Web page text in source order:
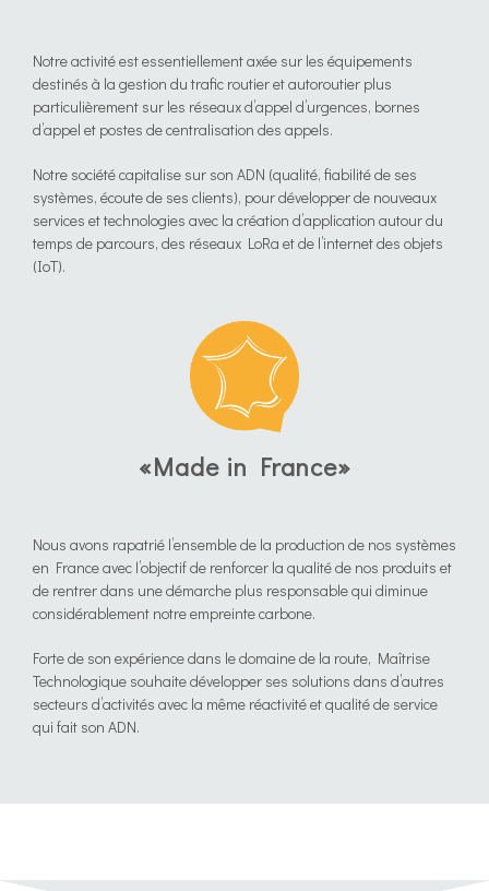
Notre activité est essentiellement axée sur les équipements
destinés à la gestion du trafic routier et autoroutier plus
particulièrement sur les réseaux d’appel d’urgences, bornes
d’appel et postes de centralisation des appels.
Notre société capitalise sur son ADN (qualité, fiabilité de ses
systèmes, écoute de ses clients), pour développer de nouveaux
services et technologies avec la création d’application autour du
temps de parcours, des réseaux LoRa et de l’internet des objets
(IoT).
«Made in France»
Nous avons rapatrié l’ensemble de la production de nos systèmes
en France avec l’objectif de renforcer la qualité de nos produits et
de rentrer dans une démarche plus responsable qui diminue
considérablement notre empreinte carbone.
Forte de son expérience dans le domaine de la route, Maîtrise
Technologique souhaite développer ses solutions dans d’autres
secteurs d’activités avec la même réactivité et qualité de service
qui fait son ADN.